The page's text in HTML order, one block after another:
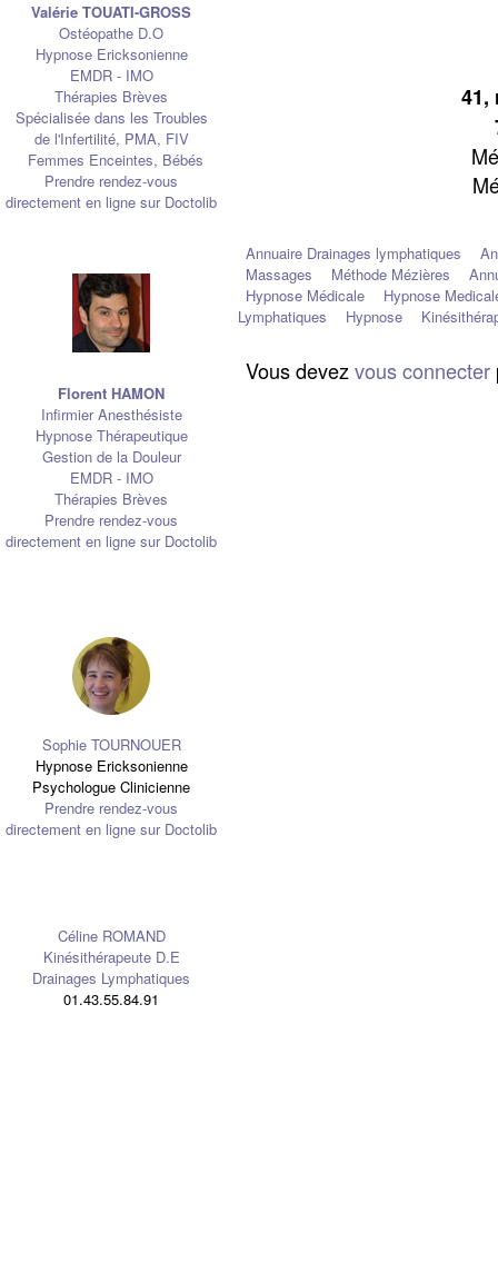
Valérie TOUATI-GROSS
Ostéopathe D.O
Hypnose Ericksonienne
EMDR - IMO
Thérapies Brèves
Spécialisée dans les Troubles
de l'Infertilité, PMA, FIV
Femmes Enceintes, Bébés
Prendre rendez-vous
directement en ligne sur Doctolib
Florent HAMON
Infirmier Anesthésiste
Hypnose Thérapeutique
Gestion de la Douleur
EMDR - IMO
Thérapies Brèves
Prendre rendez-vous
directement en ligne sur Doctolib
Sophie TOURNOUER
Hypnose Ericksonienne
Psychologue Clinicienne
Prendre rendez-vous
directement en ligne sur Doctolib
Céline ROMAND
Kinésithérapeute D.E
Drainages Lymphatiques
01.43.55.84.91
41,
Annuaire Drainages lymphatiques
Massages
Méthode Mézières
Hypnose Médicale
Hypnose
Lymphatiques
Hypnose
Vous devez vous connecter